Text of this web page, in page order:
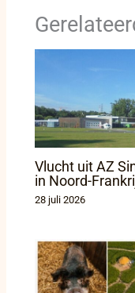
Vlucht uit AZ
in Noord-
28 juli 2026